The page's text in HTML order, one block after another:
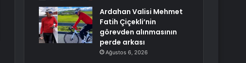
Ardahan Valisi Mehmet
Fatih Çiçekli’nin
görevden alınmasının
perde arkası
Ağustos 6, 2026